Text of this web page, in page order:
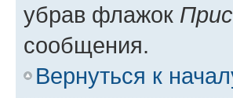
убрав флажок
сообщения.
Вернуться к